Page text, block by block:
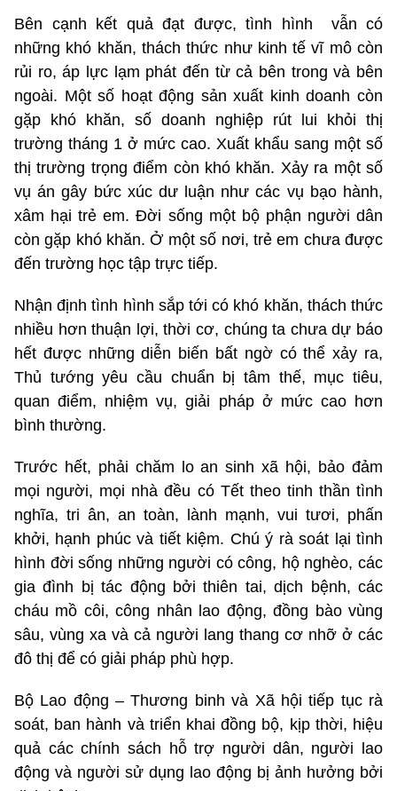
Bên cạnh kết quả đạt được, tình hình vẫn có
những khó khăn, thách thức như kinh tế vĩ mô còn
rủi ro, áp lực lạm phát đến từ cả bên trong và bên
ngoài. Một số hoạt động sản xuất kinh doanh còn
gặp khó khăn, số doanh nghiệp rút lui khỏi thị
trường tháng 1 ở mức cao. Xuất khẩu sang một số
thị trường trọng điểm còn khó khăn. Xảy ra một số
vụ án gây bức xúc dư luận như các vụ bạo hành,
xâm hại trẻ em. Đời sống một bộ phận người dân
còn gặp khó khăn. Ở một số nơi, trẻ em chưa được
đến trường học tập trực tiếp.
Nhận định tình hình sắp tới có khó khăn, thách thức
nhiều hơn thuận lợi, thời cơ, chúng ta chưa dự báo
hết được những diễn biến bất ngờ có thể xảy ra,
Thủ tướng yêu cầu chuẩn bị tâm thế, mục tiêu,
quan điểm, nhiệm vụ, giải pháp ở mức cao hơn
bình thường.
Trước hết, phải chăm lo an sinh xã hội, bảo đảm
mọi người, mọi nhà đều có Tết theo tinh thần tình
nghĩa, tri ân, an toàn, lành mạnh, vui tươi, phấn
khởi, hạnh phúc và tiết kiệm. Chú ý rà soát lại tình
hình đời sống những người có công, hộ nghèo, các
gia đình bị tác động bởi thiên tai, dịch bệnh, các
cháu mồ côi, công nhân lao động, đồng bào vùng
sâu, vùng xa và cả người lang thang cơ nhỡ ở các
đô thị để có giải pháp phù hợp.
Bộ Lao động – Thương binh và Xã hội tiếp tục rà
soát, ban hành và triển khai đồng bộ, kịp thời, hiệu
quả các chính sách hỗ trợ người dân, người lao
động và người sử dụng lao động bị ảnh hưởng bởi